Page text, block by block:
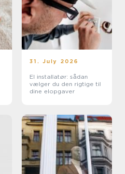
31. July 2026
El installatør: sådan
vælger du den rigtige til
dine elopgaver